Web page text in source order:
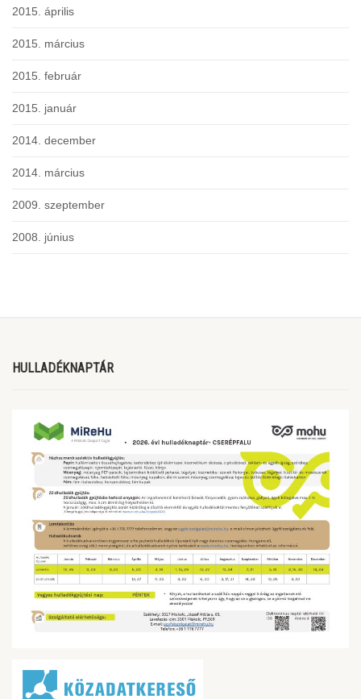
2015. április
2015. március
2015. február
2015. január
2014. december
2014. március
2009. szeptember
2008. június
HULLADÉKNAPTÁR